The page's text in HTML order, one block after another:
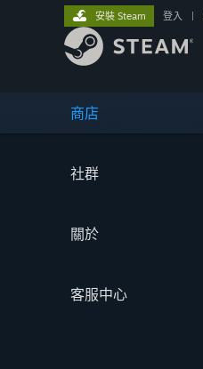
商店
社群
關於
客服中心
安裝 Steam 登入